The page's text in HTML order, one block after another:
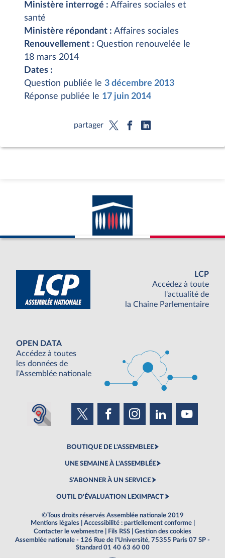
Ministère interrogé : Affaires sociales et
santé
Ministère répondant : Affaires sociales
Renouvellement : Question renouvelée le
18 mars 2014
Dates :
Question publiée le 3 décembre 2013
Réponse publiée le 17 juin 2014
partager
LCP
Accédez à toute
l'actualité de
la Chaine Parlementaire
OPEN DATA
Accédez à toutes
les données de
l'Assemblée nationale
BOUTIQUE DE L'ASSEMBLEE
UNE SEMAINE À L'ASSEMBLÉE
S'ABONNER À UN SERVICE
OUTIL D'ÉVALUATION LEXIMPACT
©Tous droits réservés Assemblée nationale 2019
Mentions légales
Accessibilité : partiellement conforme
Contacter le webmestre
Fils RSS
Gestion des cookies
Assemblée nationale - 126 Rue de l'Université, 75355 Paris 07 SP -
Standard 01 40 63 60 00